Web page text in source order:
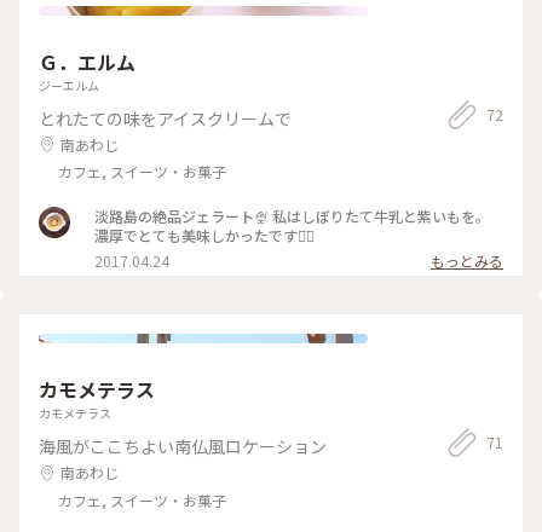
Ｇ．エルム
ジーエルム
とれたての味をアイスクリームで
南あわじ
カフェ, スイーツ・お菓子
72
淡路島の絶品ジェラート🍨 私はしぼりたて牛乳と紫いもを。
濃厚でとても美味しかったです◡̈⃝
2017.04.24
もっとみる
カモメテラス
カモメテラス
海風がここちよい南仏風ロケーション
南あわじ
カフェ, スイーツ・お菓子
71